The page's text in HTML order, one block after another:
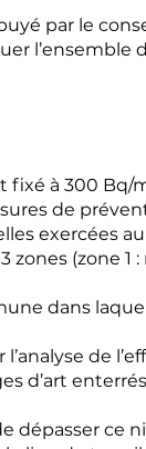
par le
l’ensemble
fixé à 300 Bq/
de
exercées
(zone 1 :
dans
de
d’art
dépasser ce